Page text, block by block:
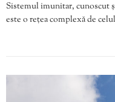
Sistemul imunitar, cunoscut
este o rețea complexă de